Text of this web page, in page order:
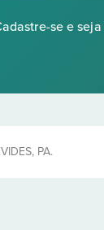
se e
PA.